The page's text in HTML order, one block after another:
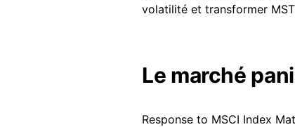
volatilité et transformer
Le marché
Response to MSCI Index